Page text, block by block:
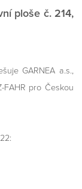
ploše č. 214,
GARNEA a.s.,
FAHR pro Českou